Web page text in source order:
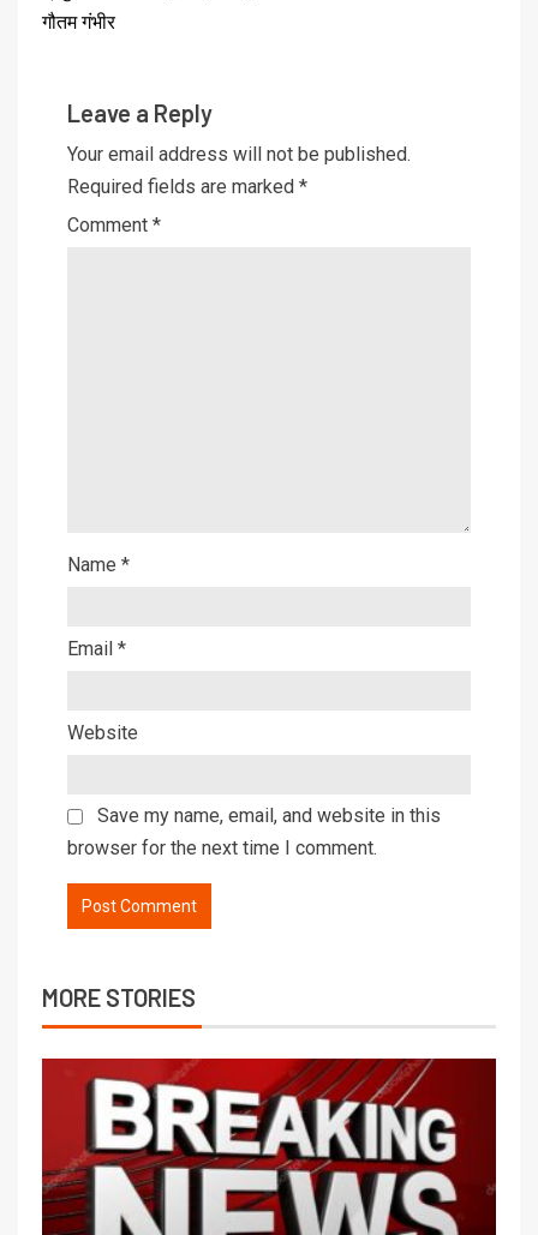
गौतम गंभीर
Leave a Reply
Your email address will not be published.
Required fields are marked *
Comment *
Name *
Email *
Website
Save my name, email, and website in this
browser for the next time I comment.
MORE STORIES